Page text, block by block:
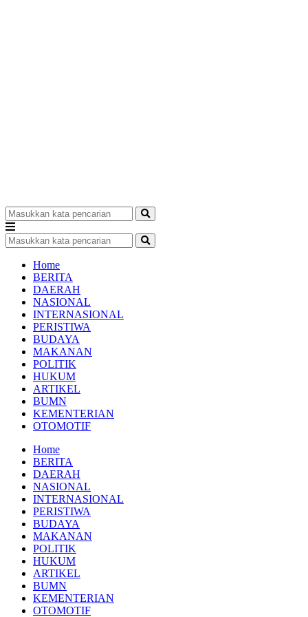
Home
BERITA
DAERAH
NASIONAL
INTERNASIONAL
PERISTIWA
BUDAYA
MAKANAN
POLITIK
HUKUM
ARTIKEL
BUMN
KEMENTERIAN
OTOMOTIF
Home
BERITA
DAERAH
NASIONAL
INTERNASIONAL
PERISTIWA
BUDAYA
MAKANAN
POLITIK
HUKUM
ARTIKEL
BUMN
KEMENTERIAN
OTOMOTIF